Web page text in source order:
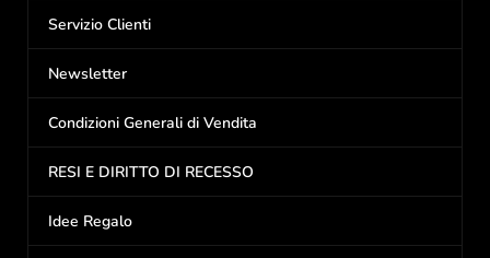
Servizio Clienti
Newsletter
Condizioni Generali di Vendita
RESI E DIRITTO DI RECESSO
Idee Regalo